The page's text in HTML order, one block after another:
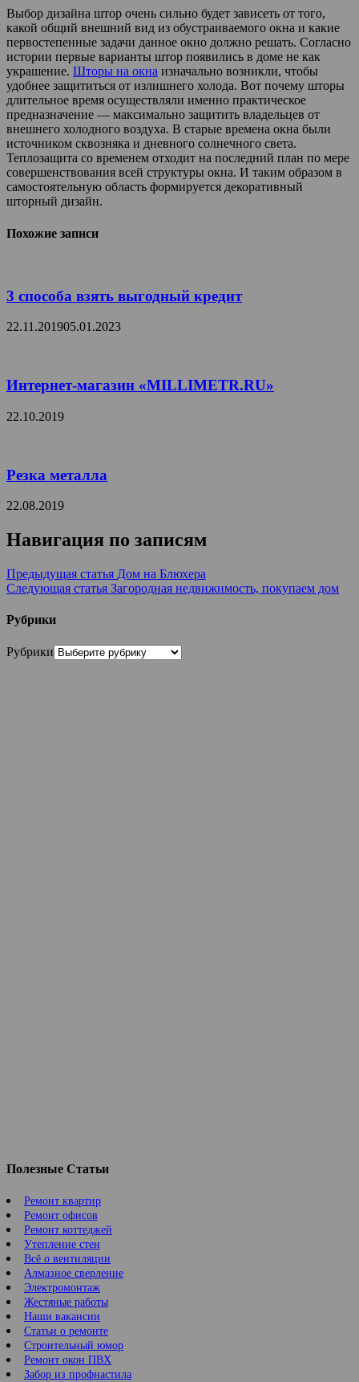
Выбор дизайна штор очень сильно будет зависеть от того,
какой общий внешний вид из обустраиваемого окна и какие
первостепенные задачи данное окно должно решать. Согласно
истории первые варианты штор появились в доме не как
украшение. Шторы на окна изначально возникли, чтобы
удобнее защититься от излишнего холода. Вот почему шторы
длительное время осуществляли именно практическое
предназначение — максимально защитить владельцев от
внешнего холодного воздуха. В старые времена окна были
источником сквозняка и дневного солнечного света.
Теплозащита со временем отходит на последний план по мере
совершенствования всей структуры окна. И таким образом в
самостоятельную область формируется декоративный
шторный дизайн.
Похожие записи
3 способа взять выгодный кредит
22.11.201905.01.2023
Интернет-магазин «MILLIMETR.RU»
22.10.2019
Резка металла
22.08.2019
Навигация по записям
Предыдущая статья Дом на Блюхера
Следующая статья Загородная недвижимость, покупаем дом
Рубрики
Рубрики
Полезные Статьи
Ремонт квартир
Ремонт офисов
Ремонт коттеджей
Утепление стен
Всё о вентиляции
Алмазное сверление
Электромонтаж
Жестяные работы
Наши вакансии
Статьи о ремонте
Строительный юмор
Ремонт окон ПВХ
Забор из профнастила